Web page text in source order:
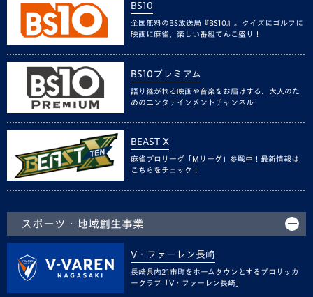
BS10
全国無料のBS放送局『BS10』。クイズにゴルフに
映画に麻雀、楽しい番組てんこ盛り！
BS10プレミアム
語り継がれる映画や音楽をお届けする、大人のた
めのエンタテインメントチャンネル
BEAST X
麻雀プロリーグ「Mリーグ」参戦中！最新情報は
こちらをチェック！
スポーツ・地域創生事業
V・ファーレン長崎
長崎県内21市町をホームタウンとするプロサッカ
ークラブ「V・ファーレン長崎」